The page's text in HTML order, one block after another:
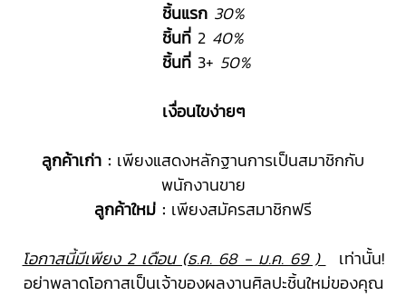
ชิ้นแรก 30%
ชิ้นที่ 2 40%
ชิ้นที่3+ 50%
เงื่อนไขง่ายๆ
ลูกค้าเก่า : เพียงแสดงหลักฐานการเป็นสมาชิกกับ
พนักงานขาย
ลูกค้าใหม่ : เพียงสมัครสมาชิกฟรี
โอกาสนี้มีเพียง 2 เดือน (ธ.ค. 68 - ม.ค. 69 )
เท่านั้น!
อย่าพลาดโอกาสเป็นเจ้าของผลงานศิลปะชิ้นใหม่ของคุณ